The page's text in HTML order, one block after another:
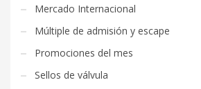
Mercado Internacional
Múltiple de admisión y escape
Promociones del mes
Sellos de válvula